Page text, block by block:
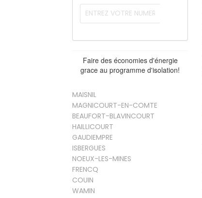
Faire des économies d'énergie
grace au programme d'isolation!
MAISNIL
MAGNICOURT-EN-COMTE
BEAUFORT-BLAVINCOURT
HAILLICOURT
GAUDIEMPRE
ISBERGUES
NOEUX-LES-MINES
FRENCQ
COUIN
WAMIN